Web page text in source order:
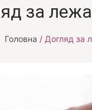
за
Головна / Догляд за